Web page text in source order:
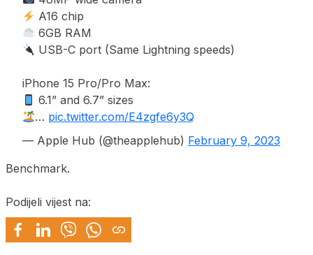
A16 chip
6GB RAM
USB-C port (Same Lightning speeds)
iPhone 15 Pro/Pro Max:
6.1” and 6.7” sizes
… pic.twitter.com/E4zgfe6y3Q
— Apple Hub (@theapplehub) February 9, 2023
Benchmark.
Podijeli vijest na: